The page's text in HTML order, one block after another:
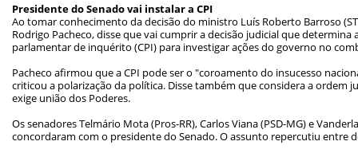
Presidente do Senado vai instalar a CPI
Ao tomar conhecimento da decisão do ministro Luís Roberto Barroso
Rodrigo Pacheco, disse que vai cumprir a decisão judicial que determina
parlamentar de inquérito (CPI) para investigar ações do governo no
Pacheco afirmou que a CPI pode ser o "coroamento do insucesso
criticou a polarização da política. Disse também que considera a ordem
exige união dos Poderes.
Os senadores Telmário Mota (Pros-RR), Carlos Viana (PSD-MG) e
concordaram com o presidente do Senado. O assunto repercutiu entre